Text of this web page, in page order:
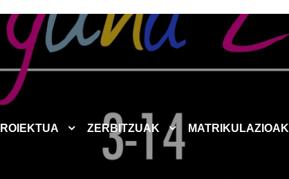
ZERBITZUAK MATRIKULAZIOAK